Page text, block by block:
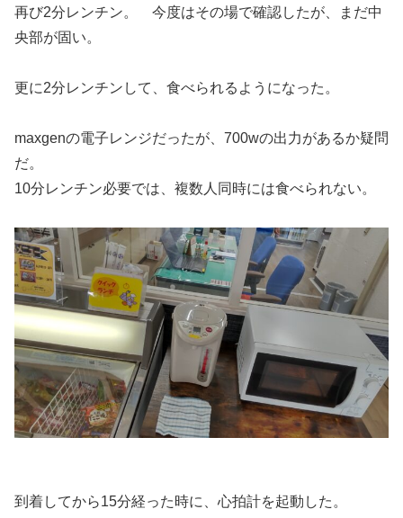
再び2分レンチン。 今度はその場で確認したが、まだ中
央部が固い。
更に2分レンチンして、食べられるようになった。
maxgenの電子レンジだったが、700wの出力があるか疑問
だ。
10分レンチン必要では、複数人同時には食べられない。
到着してから15分経った時に、心拍計を起動した。